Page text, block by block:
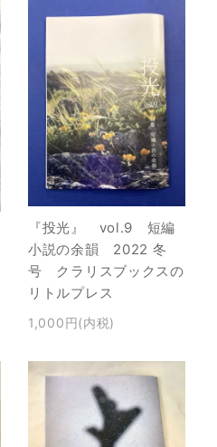
『投光』 vol.9 短編
小説の余韻 2022 冬
号 クラリスブックスの
リトルプレス
1,000円(内税)